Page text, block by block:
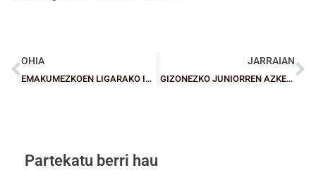
OHIA
EMAKUMEZKOEN LIGARAKO IGOERA FASEA: Amore eman ez arren, ezin izan dio Gran Canariari irabazi GDKO-k (75-63).
JARRAIAN
GIZONEZKO JUNIORREN AZKEN FASEA: La Salle Bilbaok aldeak atera zituen perimetrotik Construcciones Armetiri irabazteko (73-62)
Partekatu berri hau